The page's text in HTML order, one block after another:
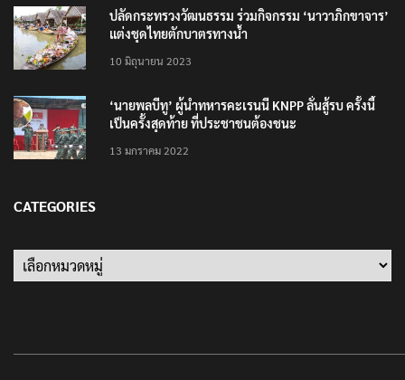
ปลัดกระทรวงวัฒนธรรม ร่วมกิจกรรม ‘นาวาภิกขาจาร’
แต่งชุดไทยตักบาตรทางน้ำ
10 มิถุนายน 2023
‘นายพลบีทู’ ผู้นำทหารคะเรนนี KNPP ลั่นสู้รบ ครั้งนี้
เป็นครั้งสุดท้าย ที่ประชาชนต้องชนะ
13 มกราคม 2022
CATEGORIES
Categories